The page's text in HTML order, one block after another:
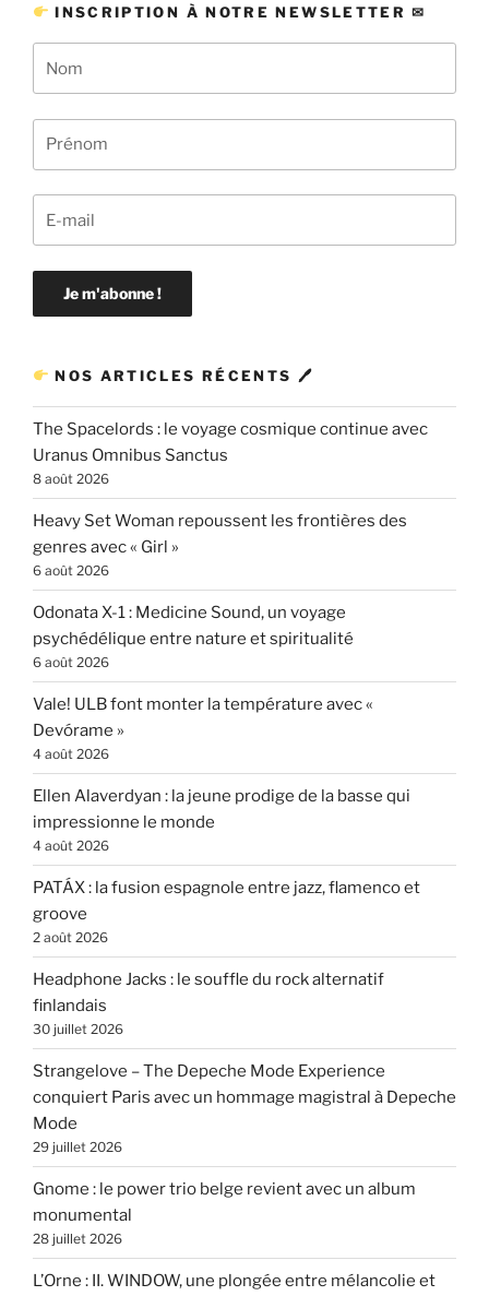
INSCRIPTION À NOTRE NEWSLETTER ✉
NOS ARTICLES RÉCENTS 🖊
The Spacelords : le voyage cosmique continue avec
Uranus Omnibus Sanctus
8 août 2026
Heavy Set Woman repoussent les frontières des
genres avec « Girl »
6 août 2026
Odonata X-1 : Medicine Sound, un voyage
psychédélique entre nature et spiritualité
6 août 2026
Vale! ULB font monter la température avec «
Devórame »
4 août 2026
Ellen Alaverdyan : la jeune prodige de la basse qui
impressionne le monde
4 août 2026
PATÁX : la fusion espagnole entre jazz, flamenco et
groove
2 août 2026
Headphone Jacks : le souffle du rock alternatif
finlandais
30 juillet 2026
Strangelove – The Depeche Mode Experience
conquiert Paris avec un hommage magistral à Depeche
Mode
29 juillet 2026
Gnome : le power trio belge revient avec un album
monumental
28 juillet 2026
L’Orne : II. WINDOW, une plongée entre mélancolie et